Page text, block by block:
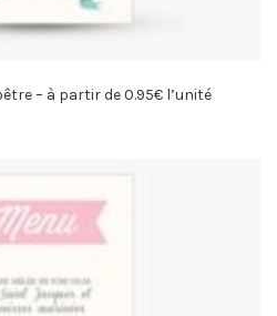
– à partir de 0.95€ l’unité